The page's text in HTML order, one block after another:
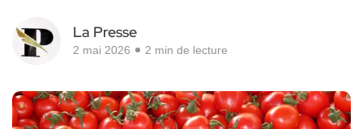
La Presse
2 mai 2026 2 min de lecture